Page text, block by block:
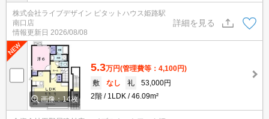
件はまとめてご案内可能です！初期費用は分割払い可能♪水曜日も営
業しております！
株式会社ライブデザイン ピタットハウス姫路駅
南口店
情報更新日 2026/08/08
詳細を見る
画像：14枚
5.3万円(管理費等：4,100円)
敷
なし 礼
53,000円
2階
1LDK 46.09m²